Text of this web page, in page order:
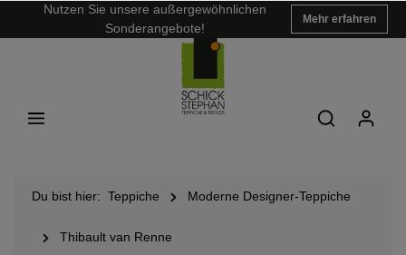
Nutzen Sie unsere außergewöhnlichen
Sonderangebote!
Mehr erfahren
Du bist hier: Teppiche Moderne Designer-Teppiche
Thibault van Renne